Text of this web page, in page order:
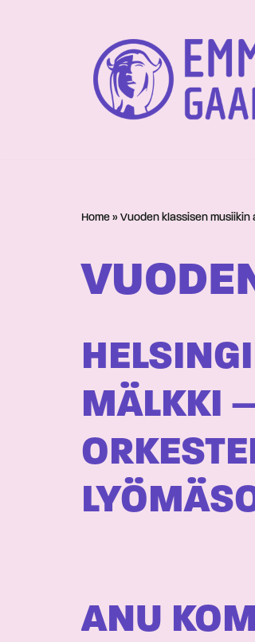
Home » Vuoden klassisen musiikin
MÄLKKI
ANU